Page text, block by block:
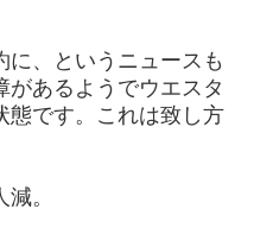
に、というニュースも
あるようでウエスタ
態です。これは致し方
。